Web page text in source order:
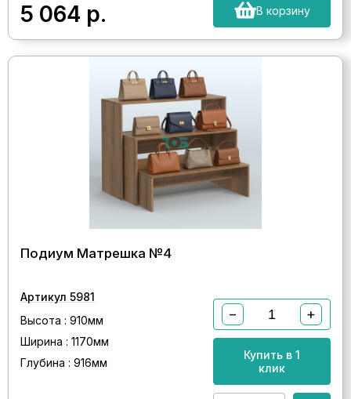
5 064 р. В корзину
Подиум Матрешка №4
Артикул 5981
Высота : 910мм
Ширина : 1170мм
Глубина : 916мм
− +
Купить в 1
клик